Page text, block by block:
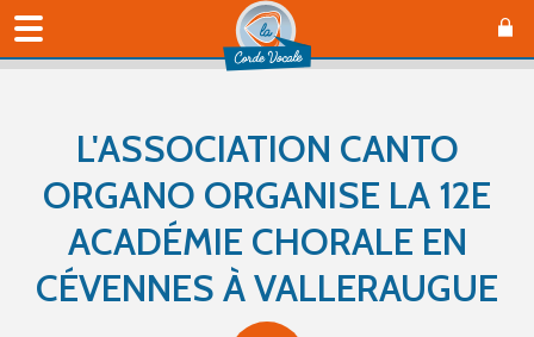
L'ASSOCIATION CANTO
ORGANO ORGANISE LA 12E
ACADÉMIE CHORALE EN
CÉVENNES À VALLERAUGUE